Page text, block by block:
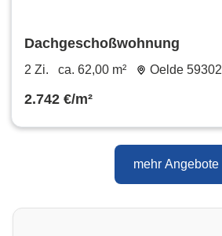
Dachgeschoßwohnung
2 Zi. ca. 62,00 m² Oelde 59302
2.742 €/m²
mehr Angebote